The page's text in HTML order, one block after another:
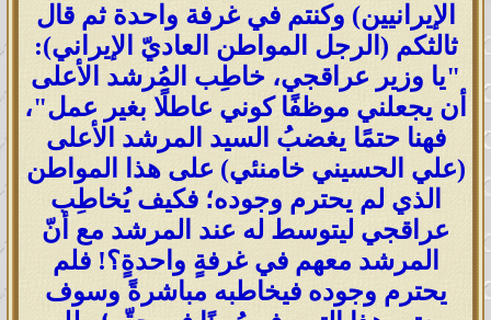
الإيرانيين) وكنتم في غرفة واحدة ثم قال
ثالثكم (الرجل المواطن العاديّ الإيراني):
"يا وزير عراقجي، خاطِب المُرشد الأعلى
أن يجعلني موظفًا كوني عاطلًا بغير عمل"،
فهنا حتمًا يغضبُ السيد المرشد الأعلى
(علي الحسيني خامنئي) على هذا المواطن
الذي لم يحترم وجوده؛ فكيف يُخاطِب
عراقجي ليتوسط له عند المرشد مع أنّ
المرشد معهم في غرفةٍ واحدةٍ؟! فلم
يحترم وجوده فيخاطبه مباشرةً وسوف